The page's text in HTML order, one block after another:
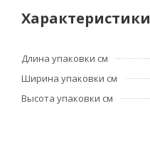
Характеристики
Длина упаковки см
Ширина упаковки см
Высота упаковки см